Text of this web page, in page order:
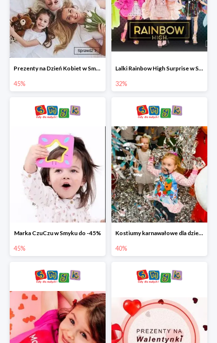
Prezenty na Dzień Kobiet w Smyku do -45%
45%
Lalki Rainbow High Surprise w Smyku do -35%
32%
Marka CzuCzu w Smyku do -45%
45%
Kostiumy karnawałowe dla dzieci w Smyku do -40%
40%